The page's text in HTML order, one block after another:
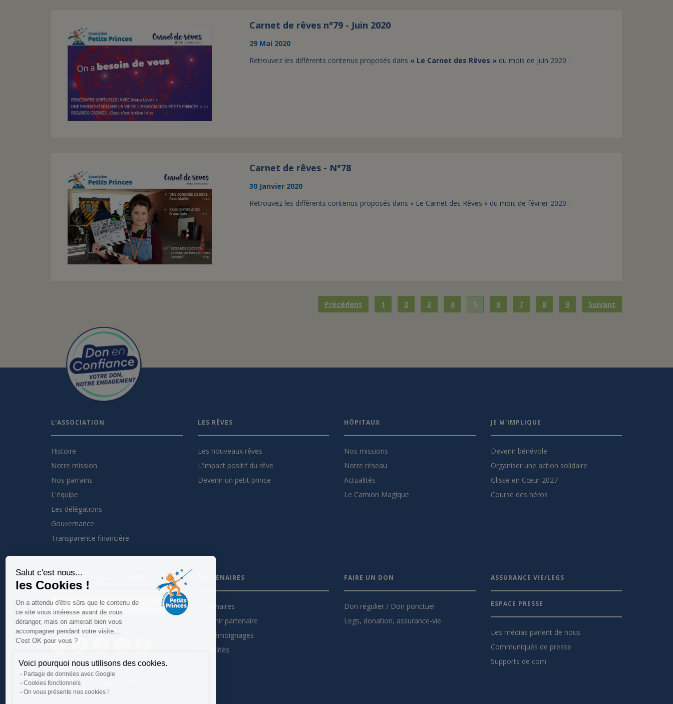
Salut c'est nous...
les Cookies !
On a attendu d'être sûrs que le contenu de
ce site vous intéresse avant de vous
déranger, mais on aimerait bien vous
accompagner pendant votre visite...
C'est OK pour vous ?
Voici pourquoi nous utilisons des cookies.
Partage de données avec Google
Cookies fonctionnels
On vous présente nos cookies !
Carnet de rêves n°79 - Juin 2020
29 Mai 2020
Retrouvez les différents contenus proposés dans « Le Carnet des Rêves » du mois de juin 2020 :
Carnet de rêves - N°78
30 Janvier 2020
Retrouvez les différents contenus proposés dans « Le Carnet des Rêves » du mois de février 2020 :
Précédent 1 2 3 4 5 6 7 8 9 Suivant
L'ASSOCIATION
Histoire
Notre mission
Nos parrains
L'équipe
Les délégations
Gouvernance
Transparence financière
LES RÊVES
Les nouveaux rêves
L'impact positif du rêve
Devenir un petit prince
HÔPITAUX
Nos missions
Notre réseau
Actualités
Le Camion Magique
JE M'IMPLIQUE
Devenir bénévole
Organiser une action solidaire
Glisse en Cœur 2027
Course des héros
INSCRIVEZ VOUS À LA NEWSLETTER
Je m'inscris à la newsletter
Suivez nous sur :
Mentions légales
Politique de confidentialité
PARTENAIRES
Partenaires
Devenir partenaire
Les témoignages
Actualités
FAIRE UN DON
Don régulier / Don ponctuel
Legs, donation, assurance-vie
ASSURANCE VIE/LEGS
ESPACE PRESSE
Les médias parlent de nous
Communiqués de presse
Supports de com